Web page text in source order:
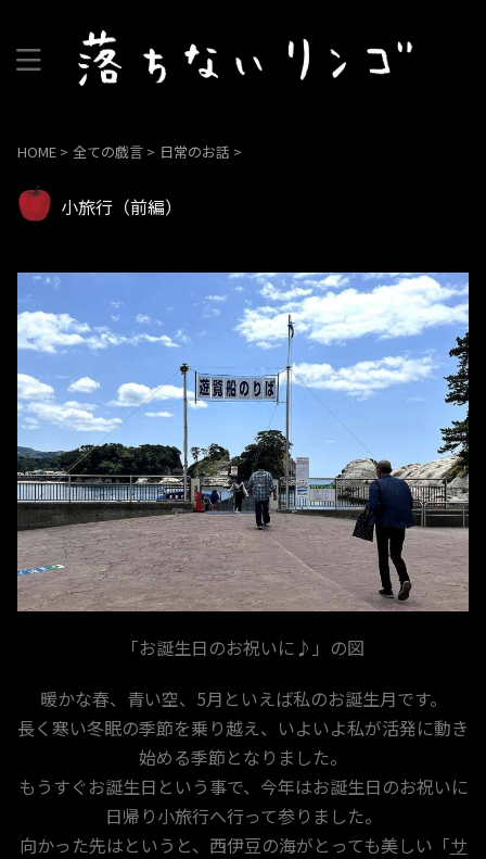
HOME > 全ての戯言 > 日常のお話 >
小旅行（前編）
「お誕生日のお祝いに♪」の図
暖かな春、青い空、5月といえば私のお誕生月です。
長く寒い冬眠の季節を乗り越え、いよいよ私が活発に動き
始める季節となりました。
もうすぐお誕生日という事で、今年はお誕生日のお祝いに
日帰り小旅行へ行って参りました。
向かった先はというと、西伊豆の海がとっても美しい「サ